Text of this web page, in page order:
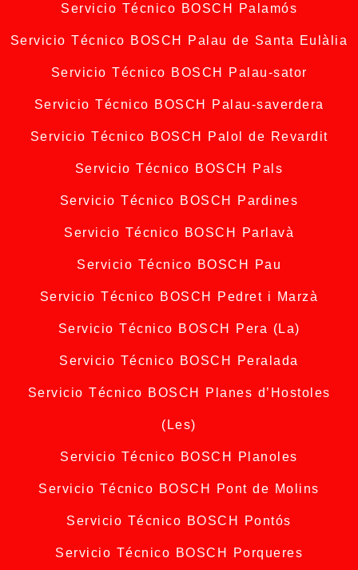
Servicio Técnico BOSCH Palamós
Servicio Técnico BOSCH Palau de Santa Eulàlia
Servicio Técnico BOSCH Palau-sator
Servicio Técnico BOSCH Palau-saverdera
Servicio Técnico BOSCH Palol de Revardit
Servicio Técnico BOSCH Pals
Servicio Técnico BOSCH Pardines
Servicio Técnico BOSCH Parlavà
Servicio Técnico BOSCH Pau
Servicio Técnico BOSCH Pedret i Marzà
Servicio Técnico BOSCH Pera (La)
Servicio Técnico BOSCH Peralada
Servicio Técnico BOSCH Planes d’Hostoles
(Les)
Servicio Técnico BOSCH Planoles
Servicio Técnico BOSCH Pont de Molins
Servicio Técnico BOSCH Pontós
Servicio Técnico BOSCH Porqueres